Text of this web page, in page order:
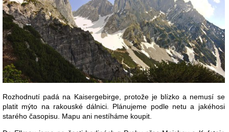
Rozhodnutí padá na Kaisergebirge, protože je blízko a nemusí se
platit mýto na rakouské dálnici. Plánujeme podle netu a jakéhosi
starého časopisu. Mapu ani nestíháme koupit.